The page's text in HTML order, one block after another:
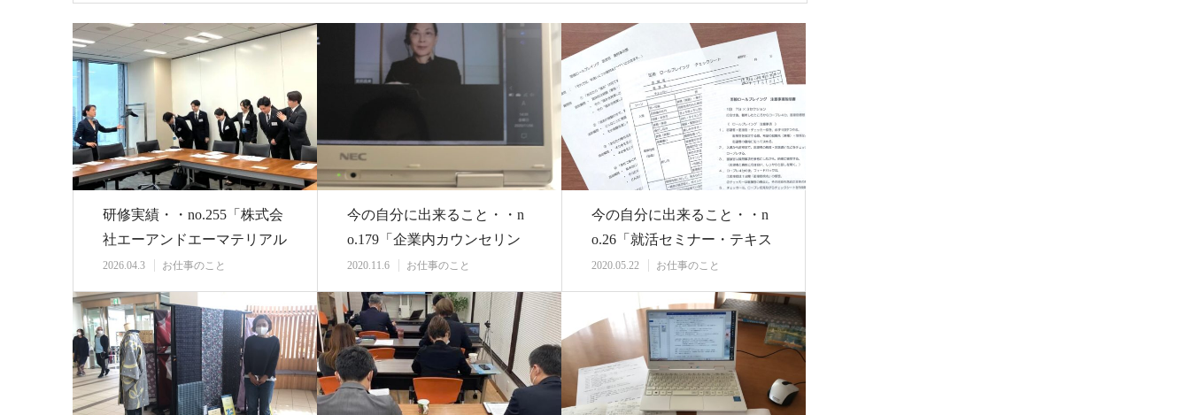
研修実績・・no.255「株式会
社エーアンドエーマテリアル
さま」新入…
2026.04.3 お仕事のこと
今の自分に出来ること・・n
o.179「企業内カウンセリン
グ第2回目」…
2020.11.6 お仕事のこと
今の自分に出来ること・・n
o.26「就活セミナー・テキス
ト制作」
2020.05.22 お仕事のこと